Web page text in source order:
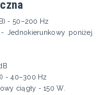
- 50–200 Hz
Jednokierunkowy poniżej
- 40–300 Hz
ciągły - 150 W.